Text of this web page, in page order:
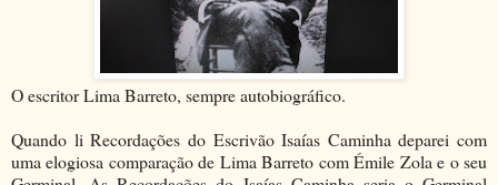
O escritor Lima Barreto, sempre autobiográfico.
Quando li Recordações do Escrivão Isaías Caminha deparei com
uma elogiosa comparação de Lima Barreto com Émile Zola e o seu